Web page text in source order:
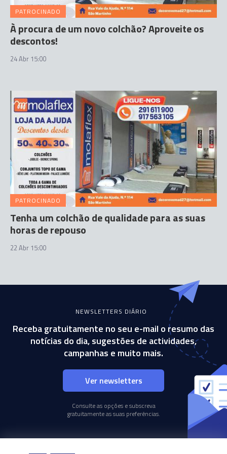
PATROCINADO
À procura de um novo colchão? Aproveite os
descontos!
24 Abr 15:00
PATROCINADO
Tenha um colchão de qualidade para as suas
horas de repouso
22 Abr 15:00
NEWSLETTERS DIÁRIO
Receba gratuitamente no seu e-mail o resumo das
notícias do dia, sugestões de actividades,
campanhas e muito mais.
Ver newsletters
Consulte as opções e subscreva
gratuitamente as suas preferências.